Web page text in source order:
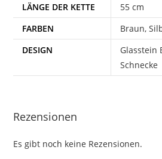
LÄNGE DER KETTE
55 cm
FARBEN
Braun,
DESIGN
Glasstein
Schnecke
Rezensionen
Es gibt noch keine Rezensionen.